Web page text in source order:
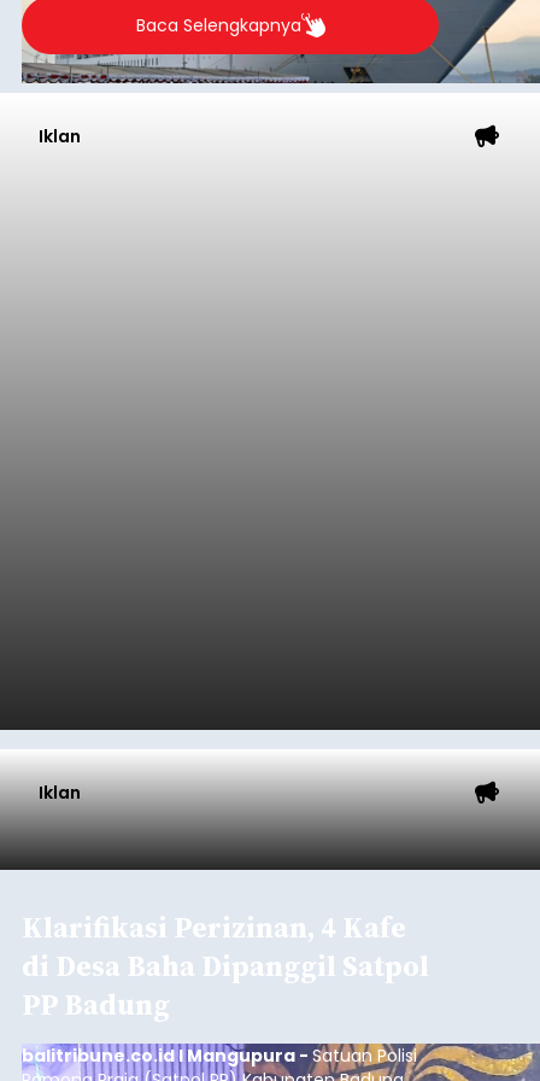
Baca Selengkapnya
Iklan
Iklan
Klarifikasi Perizinan, 4 Kafe
di Desa Baha Dipanggil Satpol
PP Badung
balitribune.co.id I Mangupura - Satuan Polisi